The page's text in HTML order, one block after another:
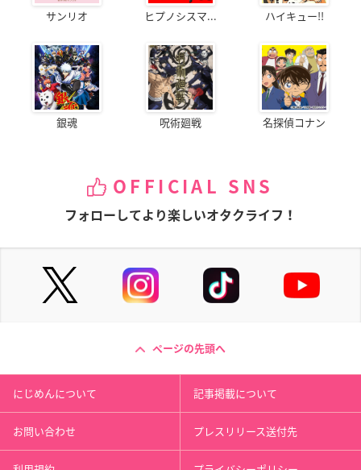
サンリオ ヒプノシスマ... ハイキュー!!
銀魂 呪術廻戦 名探偵コナン
OFFICIAL SNS
フォローしてより楽しいオタクライフ！
ページの先頭へ
にじめんについて 記事掲載について
お問い合わせ プレスリリース送付先